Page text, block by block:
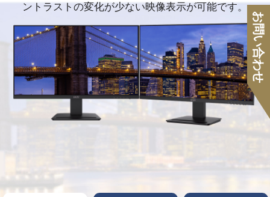
ントラストの変化が少ない映像表示が可能です。
お問い合わせ